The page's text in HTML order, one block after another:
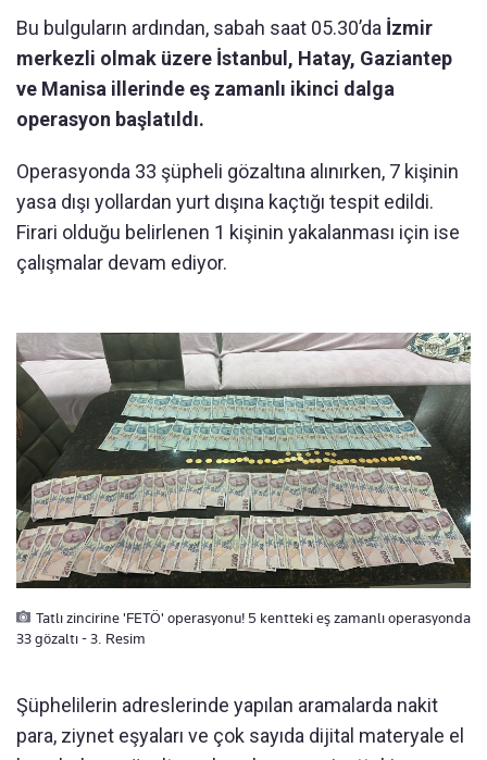
Bu bulguların ardından, sabah saat 05.30’da İzmir
merkezli olmak üzere İstanbul, Hatay, Gaziantep
ve Manisa illerinde eş zamanlı ikinci dalga
operasyon başlatıldı.
Operasyonda 33 şüpheli gözaltına alınırken, 7 kişinin
yasa dışı yollardan yurt dışına kaçtığı tespit edildi.
Firari olduğu belirlenen 1 kişinin yakalanması için ise
çalışmalar devam ediyor.
Tatlı zincirine 'FETÖ' operasyonu! 5 kentteki eş zamanlı operasyonda
33 gözaltı - 3. Resim
Şüphelilerin adreslerinde yapılan aramalarda nakit
para, ziynet eşyaları ve çok sayıda dijital materyale el